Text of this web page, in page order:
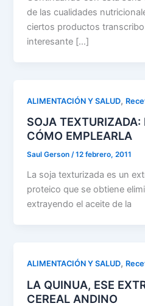
de las cualidades
ciertos productos
interesante […]
ALIMENTACIÓN Y SALUD,
SOJA TEXTURIZADA:
CÓMO EMPLEARLA
Saul Gerson/12 febrero, 2011
La soja texturizada es un
proteico que se obtiene
extrayendo el aceite de la
ALIMENTACIÓN Y SALUD,
LA QUINUA, ESE
CEREAL ANDINO